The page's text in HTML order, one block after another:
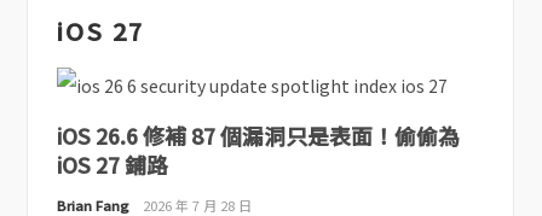
iOS 27
iOS 26.6 修補 87 個漏洞只是表面！偷偷為
iOS 27 鋪路
Brian Fang 2026 年 7 月 28 日